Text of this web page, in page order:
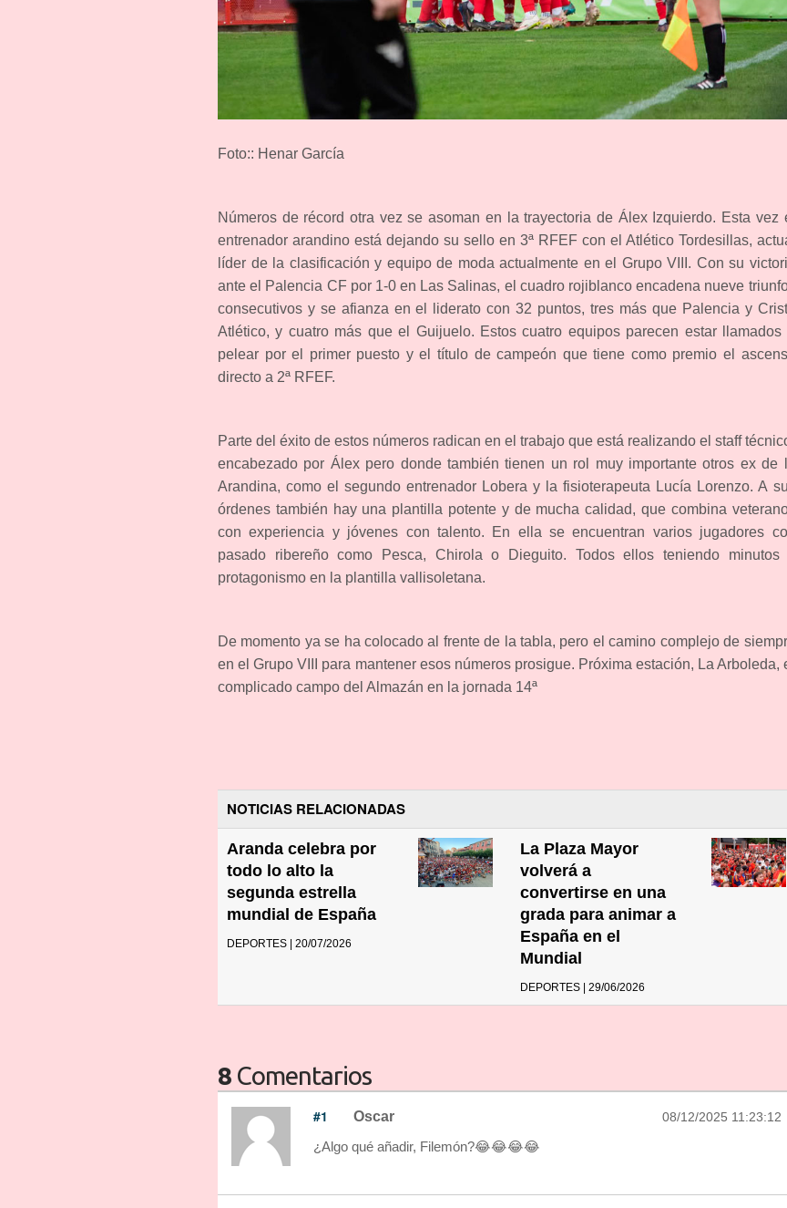
Foto:: Henar García
Números de récord otra vez se asoman en la trayectoria de Álex Izquierdo. Esta vez
entrenador arandino está dejando su sello en 3ª RFEF con el Atlético Tordesillas,
líder de la clasificación y equipo de moda actualmente en el Grupo VIII. Con su
ante el Palencia CF por 1-0 en Las Salinas, el cuadro rojiblanco encadena nueve
consecutivos y se afianza en el liderato con 32 puntos, tres más que Palencia y
Atlético, y cuatro más que el Guijuelo. Estos cuatro equipos parecen estar llamados
pelear por el primer puesto y el título de campeón que tiene como premio el
directo a 2ª RFEF.
Parte del éxito de estos números radican en el trabajo que está realizando el staff
encabezado por Álex pero donde también tienen un rol muy importante otros ex de
Arandina, como el segundo entrenador Lobera y la fisioterapeuta Lucía Lorenzo. A
órdenes también hay una plantilla potente y de mucha calidad, que combina
con experiencia y jóvenes con talento. En ella se encuentran varios jugadores
pasado ribereño como Pesca, Chirola o Dieguito. Todos ellos teniendo minutos
protagonismo en la plantilla vallisoletana.
De momento ya se ha colocado al frente de la tabla, pero el camino complejo de
en el Grupo VIII para mantener esos números prosigue. Próxima estación, La Arboleda,
complicado campo del Almazán en la jornada 14ª
NOTICIAS RELACIONADAS
Aranda celebra por
todo lo alto la
segunda estrella
mundial de España
DEPORTES | 20/07/2026
La Plaza Mayor
volverá a
convertirse en una
grada para animar a
España en el
Mundial
DEPORTES | 29/06/2026
8 Comentarios
#1 Oscar 08/12/2025 11:23:12
¿Algo qué añadir, Filemón?😂😂😂😂